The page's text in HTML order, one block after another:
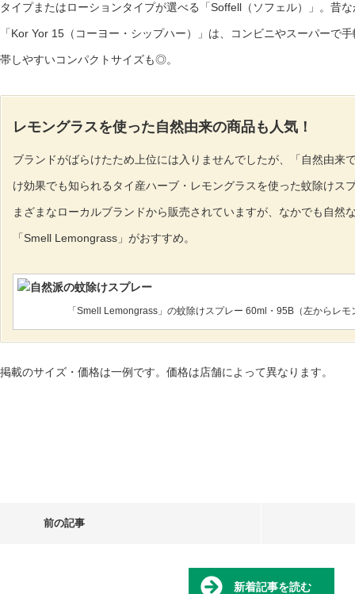
タイプまたはローションタイプが選べる「Soffell（ソフェル）」。昔
「Kor Yor 15（コーヨー・シップハー）」は、コンビニやスーパーで
帯しやすいコンパクトサイズも◎。
レモングラスを使った自然由来の商品も人気！
ブランドがばらけたため上位には入りませんでしたが、「自然由来
け効果でも知られるタイ産ハーブ・レモングラスを使った蚊除けス
まざまなローカルブランドから販売されていますが、なかでも自然
「Smell Lemongrass」がおすすめ。
「Smell Lemongrass」の蚊除けスプレー 60ml・95B（左からレ
掲載のサイズ・価格は一例です。価格は店舗によって異なります。
前の記事
新着記事を読む